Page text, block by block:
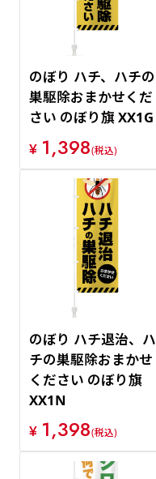
のぼり ハチ、ハチの
巣駆除おまかせくだ
さい のぼり旗 XX1G
¥ 1,398(税込)
のぼり ハチ退治、ハ
チの巣駆除おまかせ
ください のぼり旗
XX1N
¥ 1,398(税込)